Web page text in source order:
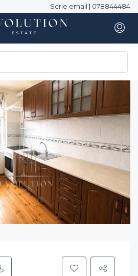
Scrie email | 078844484